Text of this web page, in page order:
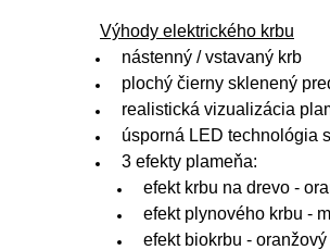
Výhody elektrického krbu
nástenný / vstavaný krb
plochý čierny sklenený
realistická vizualizácia
úsporná LED technológia
3 efekty plameňa:
efekt krbu na drevo -
efekt plynového krbu -
efekt biokrbu - oranžový